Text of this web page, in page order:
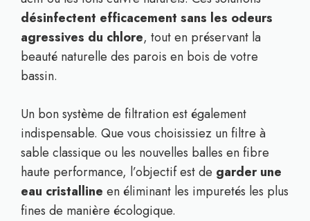
désinfectent efficacement sans les odeurs
agressives du chlore, tout en préservant la
beauté naturelle des parois en bois de votre
bassin.
Un bon système de filtration est également
indispensable. Que vous choisissiez un filtre à
sable classique ou les nouvelles balles en fibre
haute performance, l’objectif est de garder une
eau cristalline en éliminant les impuretés les plus
fines de manière écologique.